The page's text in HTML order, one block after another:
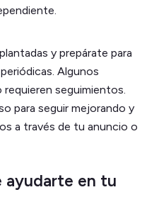
y prepárate para
Algunos
seguimientos.
para seguir mejorando y
a través de tu anuncio o
ayudarte en tu